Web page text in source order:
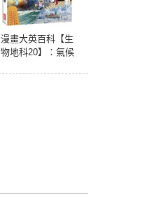
漫畫大英百科【生
物地科20】：氣候